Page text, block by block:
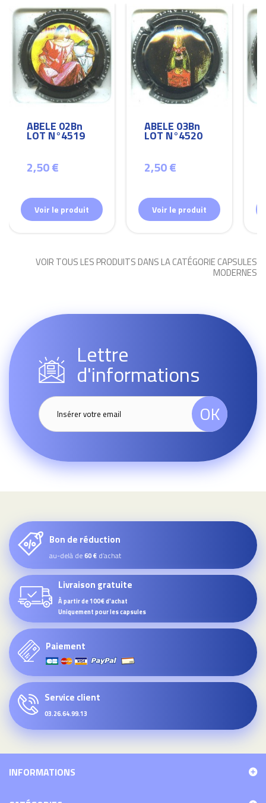
ABELE 02Bn
LOT N°4519
2,50 €
Voir le produit
ABELE 03Bn
LOT N°4520
2,50 €
Voir le produit
VOIR TOUS LES PRODUITS DANS LA CATÉGORIE CAPSULES
MODERNES
Lettre
d'informations
OK
Bon de réduction
au-delà de60 € d’achat
Livraison gratuite
À partir de 100€ d'achat
Uniquement pour les capsules
Paiement
Service client
03.26.64.99.13
INFORMATIONS